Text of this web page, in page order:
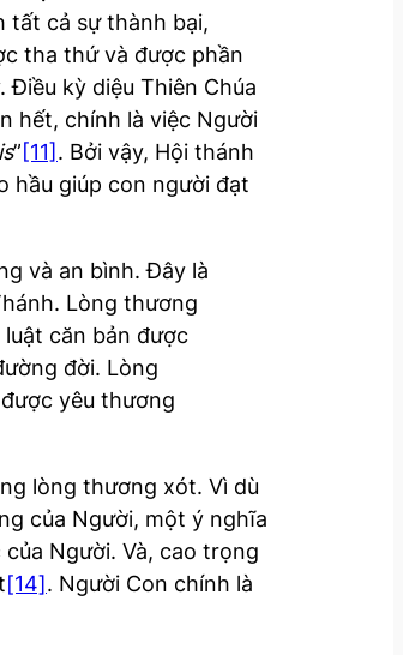
tất cả sự thành bại,
tha thứ và được phần
kỳ diệu Thiên Chúa
hết, chính là việc Người
”[11]. Bởi vậy, Hội thánh
hầu giúp con người đạt
và an bình. Đây là
Lòng thương
căn bản được
đời. Lòng
yêu thương
lòng thương xót. Vì dù
của Người, một ý nghĩa
Người. Và, cao trọng
[14]. Người Con chính là